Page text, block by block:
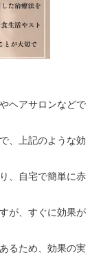
ヘアサロンなどで
、上記のような効
、自宅で簡単に赤
が、すぐに効果が
るため、効果の実